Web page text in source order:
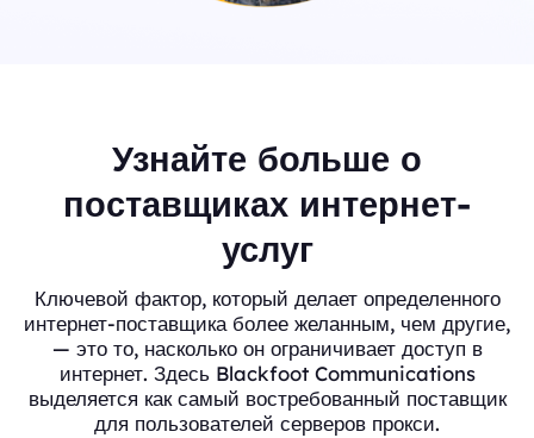
Узнайте больше о
поставщиках интернет-
услуг
Ключевой фактор, который делает определенного
интернет-поставщика более желанным, чем другие,
— это то, насколько он ограничивает доступ в
интернет. Здесь Blackfoot Communications
выделяется как самый востребованный поставщик
для пользователей серверов прокси.